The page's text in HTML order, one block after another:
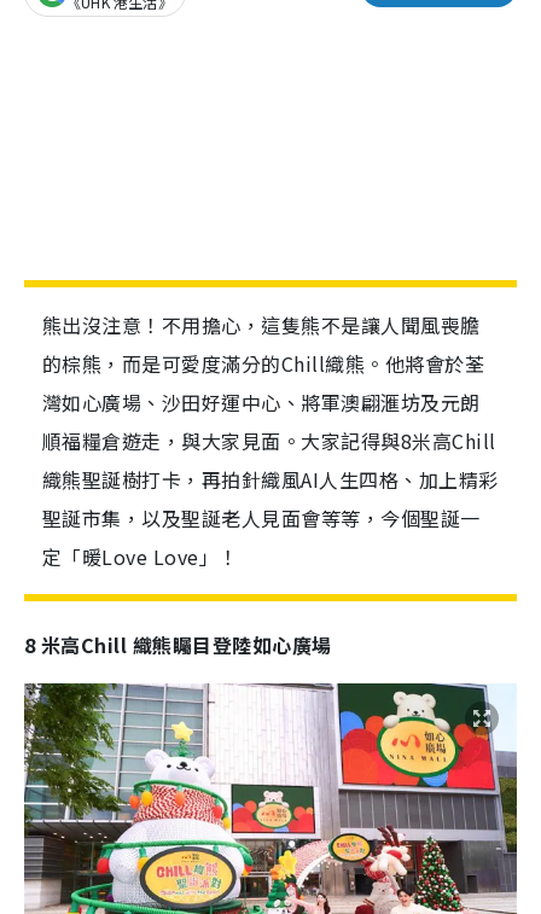
熊出沒注意！不用擔心，這隻熊不是讓人聞風喪膽
的棕熊，而是可愛度滿分的Chill織熊。他將會於荃
灣如心廣場、沙田好運中心、將軍澳翩滙坊及元朗
順福糧倉遊走，與大家見面。大家記得與8米高Chill
織熊聖誕樹打卡，再拍針織風AI人生四格、加上精彩
聖誕市集，以及聖誕老人見面會等等，今個聖誕一
定「暖Love Love」！
8 米高Chill 織熊矚目登陸如心廣場